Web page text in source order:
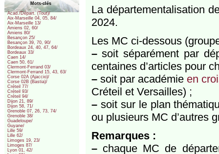
Mots-clés
Acad./Départ. (Tout)/
Aix-Marseille 04, 05, 84/
Aix-Marseille 13/
Amiens 02, 60/
Amiens 80/
Besançon 25/
Besançon 39, 70, 90/
Bordeaux 24, 40, 47, 64/
Bordeaux 33/
Caen 14/
Caen 50, 61/
Clermont-Ferrand 03/
Clermont-Ferrand 15, 43, 63/
Corse 02A (Ajaccio)/
Corse 02B (Bastia)/
Créteil 77/
Créteil 93/
Créteil 94/
Dijon 21, 89/
Dijon 58, 71/
Grenoble 07, 26, 73, 74/
Grenoble 38/
Guadeloupe/
Guyane/
Lille 59/
Lille 62/
Limoges 19, 23/
Limoges 87/
Lyon 01, 42/
La départementalisation
2024.
Les MC ci-dessous
–soit séparément par
centaines d’articles pour
–soit par académie en
Créteil et Versailles) ;
–soit sur le plan
ou plusieurs MC d’autres
Remarques :
–chaque MC de